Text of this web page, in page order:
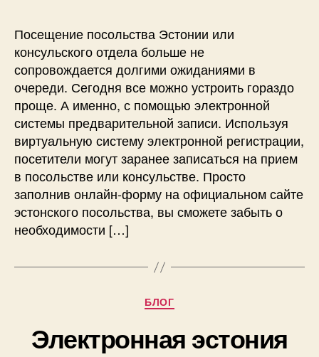
Посещение посольства Эстонии или
консульского отдела больше не
сопровождается долгими ожиданиями в
очереди. Сегодня все можно устроить гораздо
проще. А именно, с помощью электронной
системы предварительной записи. Используя
виртуальную систему электронной регистрации,
посетители могут заранее записаться на прием
в посольстве или консульстве. Просто
заполнив онлайн-форму на официальном сайте
эстонского посольства, вы сможете забыть о
необходимости […]
Рубрики
БЛОГ
Электронная эстония